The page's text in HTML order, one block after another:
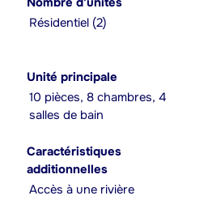
Résidentiel (2)
Unité principale
10 pièces, 8 chambres, 4
salles de bain
Caractéristiques
additionnelles
Accès à une rivière